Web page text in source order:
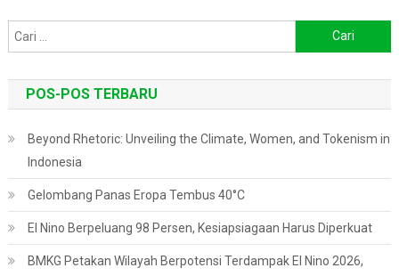
untuk:
POS-POS TERBARU
Beyond Rhetoric: Unveiling the Climate, Women, and Tokenism in
Indonesia
Gelombang Panas Eropa Tembus 40°C
El Nino Berpeluang 98 Persen, Kesiapsiagaan Harus Diperkuat
BMKG Petakan Wilayah Berpotensi Terdampak El Nino 2026,